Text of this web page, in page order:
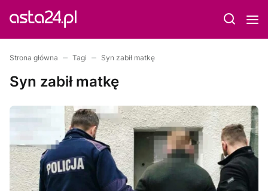
Strona główna Tagi Syn zabił matkę
Syn zabił matkę